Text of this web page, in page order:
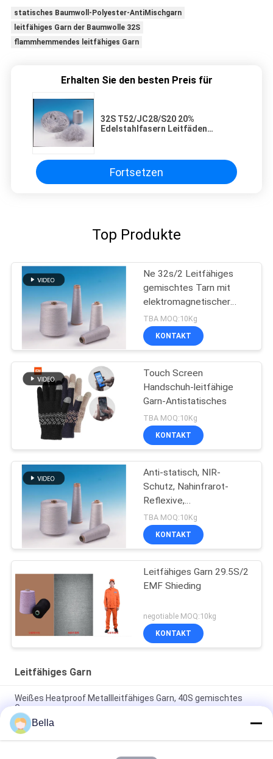
statisches Baumwoll-Polyester-AntiMischgarn
leitfähiges Garn der Baumwolle 32S
flammhemmendes leitfähiges Garn
Erhalten Sie den besten Preis für
32S T52/JC28/S20 20%
Edelstahlfasern Leitfäden
Fortsetzen
Top Produkte
Ne 32s/2 Leitfähiges
gemischtes Tarn mit
elektromagnetischer
Abschirmung,
antistatische und
flammhemmende
TBA MOQ:10Kg
KONTAKT
Touch Screen
Handschuh-leitfähige
Garn-Antistatisches
TBA MOQ:10Kg
KONTAKT
Anti-statisch, NIR-
Schutz, Nahinfrarot-
Reflexive,
Niedrigreflexive Metall-
Spun-Garn
TBA MOQ:10Kg
KONTAKT
Leitfähiges Garn 29.5S/2
EMF Shieding
negotiable MOQ:10kg
KONTAKT
Leitfähiges Garn
Weißes Heatproof Metallleitfähiges Garn, 40S gemischtes
Garn
Statisches Schirm-Noten-Antigarn des Edelstahl-316L für
Handschuhe
Bella